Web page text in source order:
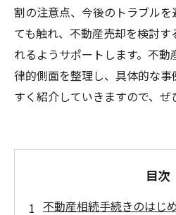
割の注意点、今後のトラブル
ても触れ、不動産売却を検討
れるようサポートします。不
律的側面を整理し、具体的な
すく紹介していきますので、ぜ
目次
不動産相続手続きのはじ